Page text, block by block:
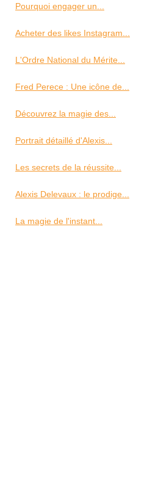
Pourquoi engager un...
Acheter des likes Instagram...
L'Ordre National du Mérite...
Fred Perece : Une icône de...
Découvrez la magie des...
Portrait détaillé d'Alexis...
Les secrets de la réussite...
Alexis Delevaux : le prodige...
La magie de l'instant...